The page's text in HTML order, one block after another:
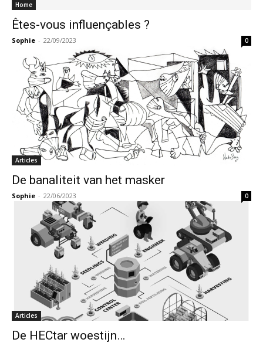
Home
Êtes-vous influençables ?
Sophie - 22/09/2023 0
Articles
De banaliteit van het masker
Sophie - 22/06/2023 0
Articles
De HECtar woestijn…